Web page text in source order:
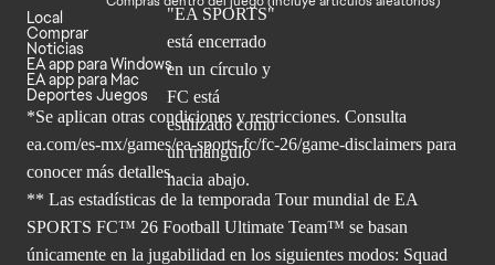
Local
Comprar
Noticias
EA app para Windows
EA app para Mac
Deportes Juegos
*Se aplican otras condiciones y restricciones. Consulta
ea.com/es-mx/games/ea-sports-fc/fc-26/game-disclaimers para
conocer más detalles.
** Las estadísticas de la temporada Tour mundial de EA
SPORTS FC™ 26 Football Ultimate Team™ se basan
únicamente en la jugabilidad en los siguientes modos: Squad